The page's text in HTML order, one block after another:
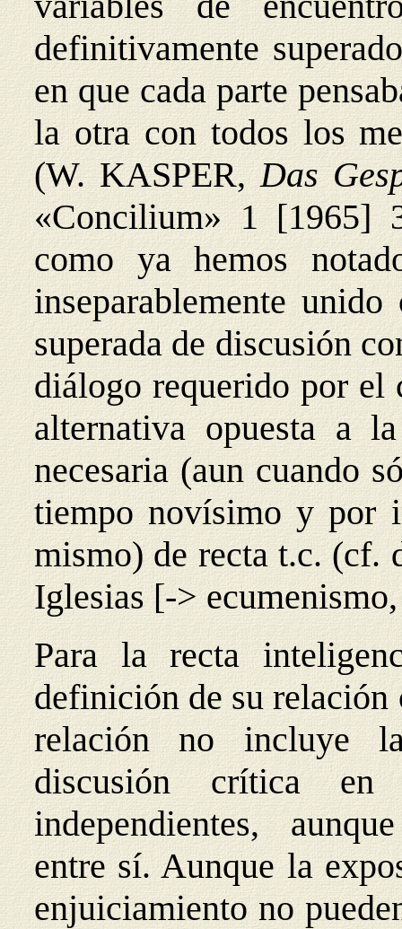
definitivamente
en que cada parte
la otra con todos los
(W.KASPER,Das
«Concilium» 1 [1965]
como ya hemos
inseparablemente
superada de discusión
diálogo requerido por el
alternativa opuesta a
necesaria (aun cuando
tiempo novísimo y por
mismo) de recta t.c. (cf.
Iglesias [->
Para la recta
definición de su
relación no incluye
discusión crítica en
independientes,
entre sí. Aunque la
enjuiciamiento no